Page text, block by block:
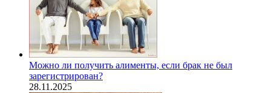
Можно ли получить алименты, если брак не был
зарегистрирован?
28.11.2025